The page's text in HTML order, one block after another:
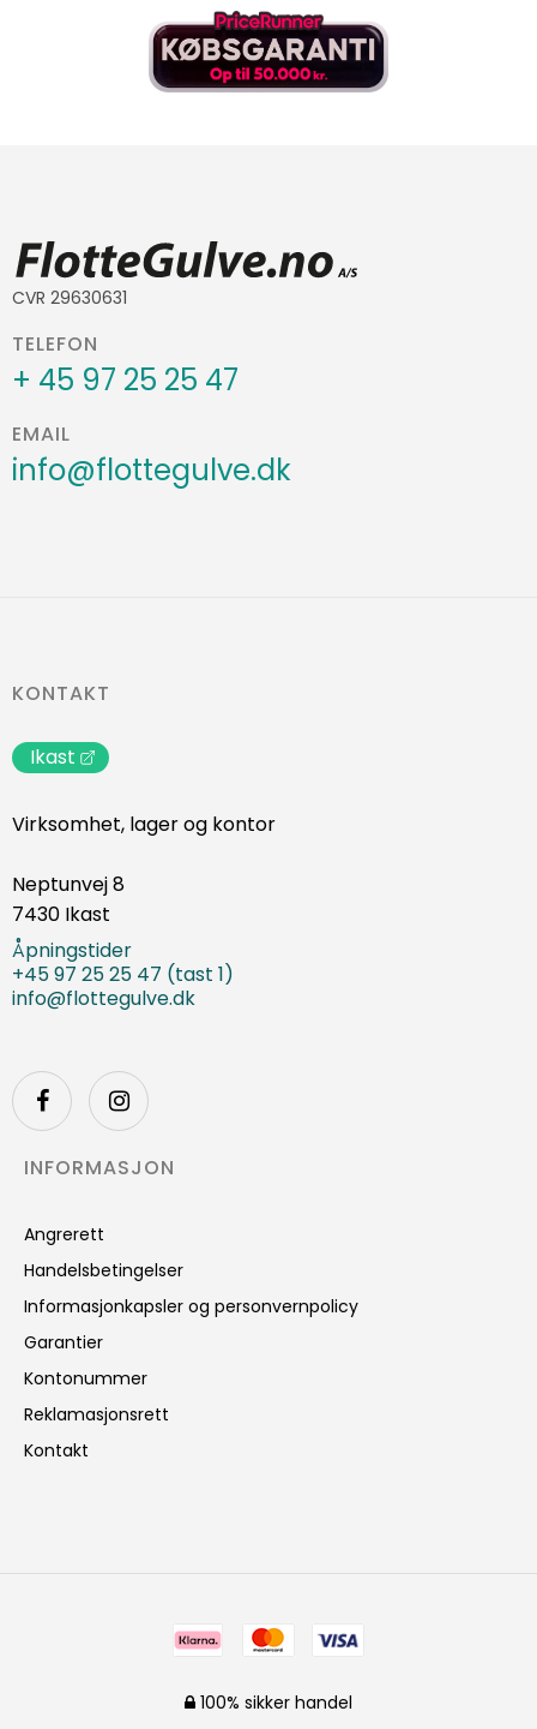
CVR 29630631
TELEFON
+ 45 97 25 25 47
EMAIL
info@flottegulve.dk
KONTAKT
Ikast
Virksomhet, lager og kontor
Neptunvej 8
7430 Ikast
Åpningstider
+45 97 25 25 47 (tast 1)
info@flottegulve.dk
INFORMASJON
Angrerett
Handelsbetingelser
Informasjonkapsler og personvernpolicy
Garantier
Kontonummer
Reklamasjonsrett
Kontakt
100% sikker handel